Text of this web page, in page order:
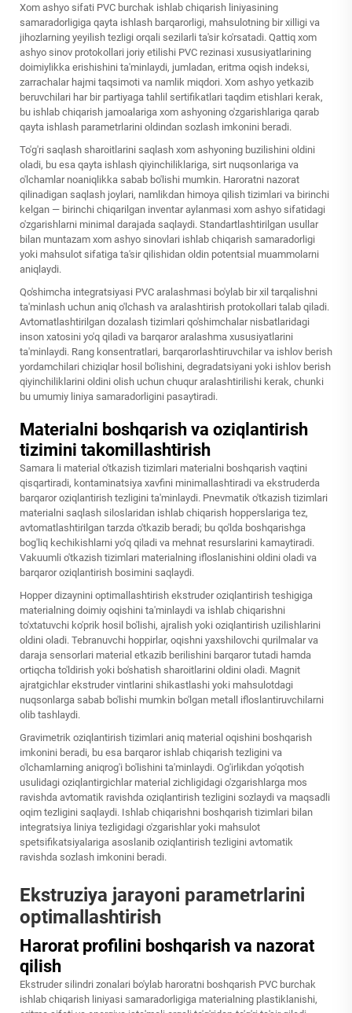
Xom ashyo sifati PVC burchak ishlab chiqarish liniyasining
samaradorligiga qayta ishlash barqarorligi, mahsulotning bir xilligi va
jihozlarning yeyilish tezligi orqali sezilarli ta'sir ko'rsatadi. Qattiq xom
ashyo sinov protokollari joriy etilishi PVC rezinasi xususiyatlarining
doimiylikka erishishini ta'minlaydi, jumladan, eritma oqish indeksi,
zarrachalar hajmi taqsimoti va namlik miqdori. Xom ashyo yetkazib
beruvchilari har bir partiyaga tahlil sertifikatlari taqdim etishlari kerak,
bu ishlab chiqarish jamoalariga xom ashyoning o'zgarishlariga qarab
qayta ishlash parametrlarini oldindan sozlash imkonini beradi.
To'g'ri saqlash sharoitlarini saqlash xom ashyoning buzilishini oldini
oladi, bu esa qayta ishlash qiyinchiliklariga, sirt nuqsonlariga va
o'lchamlar noaniqlikka sabab bo'lishi mumkin. Haroratni nazorat
qilinadigan saqlash joylari, namlikdan himoya qilish tizimlari va birinchi
kelgan — birinchi chiqarilgan inventar aylanmasi xom ashyo sifatidagi
o'zgarishlarni minimal darajada saqlaydi. Standartlashtirilgan usullar
bilan muntazam xom ashyo sinovlari ishlab chiqarish samaradorligi
yoki mahsulot sifatiga ta'sir qilishidan oldin potentsial muammolarni
aniqlaydi.
Qo'shimcha integratsiyasi PVC aralashmasi bo'ylab bir xil tarqalishni
ta'minlash uchun aniq o'lchash va aralashtirish protokollari talab qiladi.
Avtomatlashtirilgan dozalash tizimlari qo'shimchalar nisbatlaridagi
inson xatosini yo'q qiladi va barqaror aralashma xususiyatlarini
ta'minlaydi. Rang konsentratlari, barqarorlashtiruvchilar va ishlov berish
yordamchilari chiziqlar hosil bo'lishini, degradatsiyani yoki ishlov berish
qiyinchiliklarini oldini olish uchun chuqur aralashtirilishi kerak, chunki
bu umumiy liniya samaradorligini pasaytiradi.
Materialni boshqarish va oziqlantirish
tizimini takomillashtirish
Samara li material o'tkazish tizimlari materialni boshqarish vaqtini
qisqartiradi, kontaminatsiya xavfini minimallashtiradi va ekstruderda
barqaror oziqlantirish tezligini ta'minlaydi. Pnevmatik o'tkazish tizimlari
materialni saqlash siloslaridan ishlab chiqarish hopperslariga tez,
avtomatlashtirilgan tarzda o'tkazib beradi; bu qo'lda boshqarishga
bog'liq kechikishlarni yo'q qiladi va mehnat resurslarini kamaytiradi.
Vakuumli o'tkazish tizimlari materialning ifloslanishini oldini oladi va
barqaror oziqlantirish bosimini saqlaydi.
Hopper dizaynini optimallashtirish ekstruder oziqlantirish teshigiga
materialning doimiy oqishini ta'minlaydi va ishlab chiqarishni
to'xtatuvchi ko'prik hosil bo'lishi, ajralish yoki oziqlantirish uzilishlarini
oldini oladi. Tebranuvchi hoppirlar, oqishni yaxshilovchi qurilmalar va
daraja sensorlari material etkazib berilishini barqaror tutadi hamda
ortiqcha to'ldirish yoki bo'shatish sharoitlarini oldini oladi. Magnit
ajratgichlar ekstruder vintlarini shikastlashi yoki mahsulotdagi
nuqsonlarga sabab bo'lishi mumkin bo'lgan metall ifloslantiruvchilarni
olib tashlaydi.
Gravimetrik oziqlantirish tizimlari aniq material oqishini boshqarish
imkonini beradi, bu esa barqaror ishlab chiqarish tezligini va
o'lchamlarning aniqrog'i bo'lishini ta'minlaydi. Og'irlikdan yo'qotish
usulidagi oziqlantirgichlar material zichligidagi o'zgarishlarga mos
ravishda avtomatik ravishda oziqlantirish tezligini sozlaydi va maqsadli
oqim tezligini saqlaydi. Ishlab chiqarishni boshqarish tizimlari bilan
integratsiya liniya tezligidagi o'zgarishlar yoki mahsulot
spetsifikatsiyalariga asoslanib oziqlantirish tezligini avtomatik
ravishda sozlash imkonini beradi.
Ekstruziya jarayoni parametrlarini
optimallashtirish
Harorat profilini boshqarish va nazorat
qilish
Ekstruder silindri zonalari bo'ylab haroratni boshqarish PVC burchak
ishlab chiqarish liniyasi samaradorligiga materialning plastiklanishi,